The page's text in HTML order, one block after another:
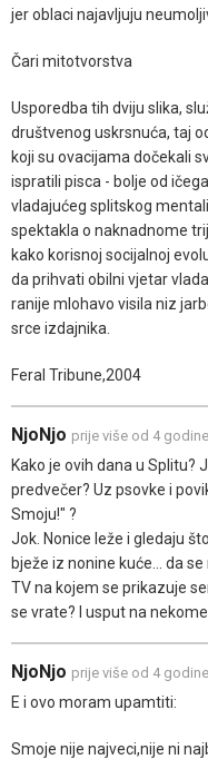
jer oblaci najavljuju
Čari mitotvorstva
Usporedba tih dviju slika,
društvenog uskrsnuća, taj
koji su ovacijama dočekali
ispratili pisca - bolje od
vladajućeg splitskog
spektakla o naknadnome
kako korisnoj socijalnoj
da prihvati obilni vjetar
ranije mlohavo visila niz
srce izdajnika.
Feral Tribune,2004
NjoNjo prije više od 4 godine
Kako je ovih dana u Splitu?
predvečer? Uz psovke i
Smoju!" ?
Jok. Nonice leže i gledaju
bježe iz nonine kuće... da
TV na kojem se prikazuje
se vrate? I usput na
NjoNjo prije više od 4 godine
E i ovo moram upamtiti:
Smoje nije najveci,nije ni